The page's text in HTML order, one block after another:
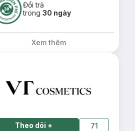
Đổi trả
trong30 ngày
Xem thêm
Theo dõi + 71